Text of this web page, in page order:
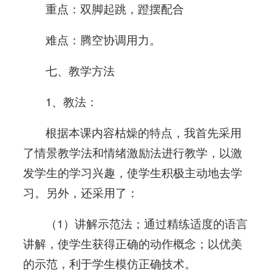
重点：双脚起跳，蹬摆配合
难点：腾空协调用力。
七、教学方法
1、教法：
根据本课内容枯燥的特点，我首先采用
了情景教学法和情绪激励法进行教学，以激
发学生的学习兴趣，使学生积极主动地去学
习。另外，还采用了：
（1）讲解示范法；通过精练适度的语言
讲解，使学生获得正确的动作概念；以优美
的示范，利于学生模仿正确技术。